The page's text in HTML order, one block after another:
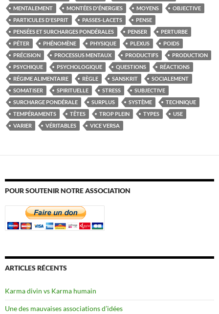
MENTALEMENT
MONTÉES D'ÉNERGIES MOYENS
OBJECTIVE
PARTICULES D'ESPRIT
PASSES-LACETS
PENSE
PENSÉES ET SURCHARGES PONDÉRALES
PENSER
PERTURBE
PÉTER
PHÉNOMÈNE PHYSIQUE PLEXUS
POIDS
PRÉCISION
PROCESSUS MENTAUX PRODUCTIFS
PRODUCTION
PSYCHIQUE
PSYCHOLOGIQUE QUESTIONS
RÉACTIONS
RÉGIME ALIMENTAIRE
RÈGLE SANSKRIT
SOCIALEMENT
SOMATISER
SPIRITUELLE STRESS
SUBJECTIVE
SURCHARGE PONDÉRALE
SURPLUS SYSTÈME
TECHNIQUE
TEMPÉRAMENTS
TÊTES TROP PLEIN TYPES
USE
VARIER
VÉRITABLES VICE VERSA
POUR SOUTENIR NOTRE ASSOCIATION
ARTICLES RÉCENTS
Karma divin vs Karma humain
Une des mauvaises associations d’idées